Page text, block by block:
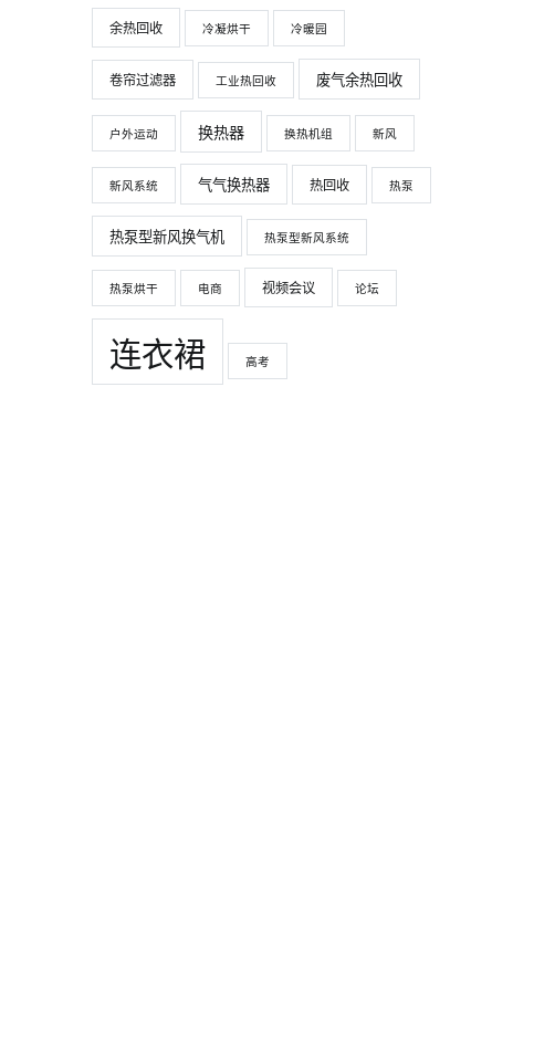
余热回收 冷凝烘干 冷暖园
卷帘过滤器 工业热回收 废气余热回收
户外运动 换热器 换热机组 新风
新风系统 气气换热器 热回收 热泵
热泵型新风换气机 热泵型新风系统
热泵烘干 电商 视频会议 论坛
连衣裙 高考